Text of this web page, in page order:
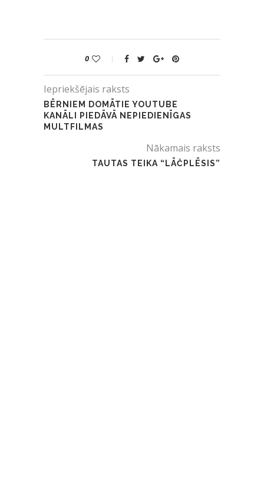
0
Iepriekšējais raksts
BĒRNIEM DOMĀTIE YOUTUBE
KANĀLI PIEDĀVĀ NEPIEDIENĪGAS
MULTFILMAS
Nākamais raksts
TAUTAS TEIKA “LĀČPLĒSIS”